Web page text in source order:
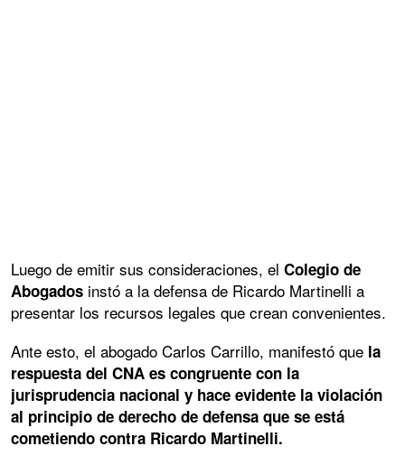
Luego de emitir sus consideraciones, el Colegio de
Abogados instó a la defensa de Ricardo Martinelli a
presentar los recursos legales que crean convenientes.
Ante esto, el abogado Carlos Carrillo, manifestó que la
respuesta del CNA es congruente con la
jurisprudencia nacional y hace evidente la violación
al principio de derecho de defensa que se está
cometiendo contra Ricardo Martinelli.